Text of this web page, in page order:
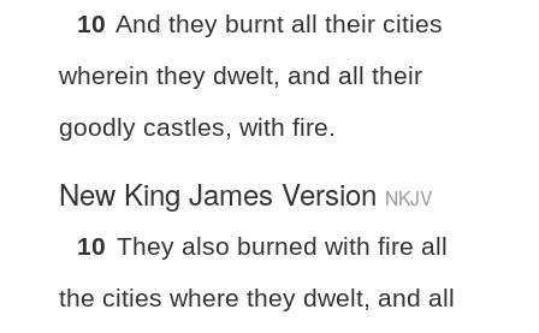
10 And they burnt all their cities
wherein they dwelt, and all their
goodly castles, with fire.
New King James Version NKJV
10 They also burned with fire all
the cities where they dwelt, and all